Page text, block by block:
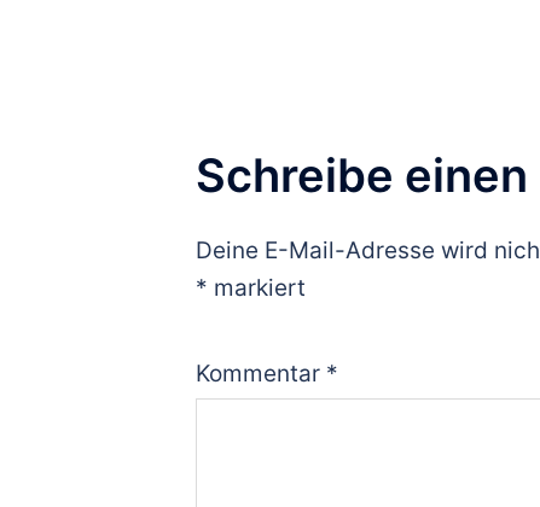
Schreibe
Deine E-Mail-Adresse wird
* markiert
Kommentar *